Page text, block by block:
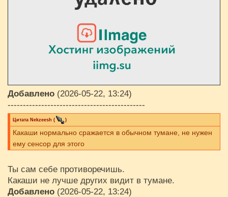
Добавлено (2026-05-22, 13:24)
---------------------------------------------
Цитата Nekzeesh ( )
Какаши нормально сражается в обычном тумане, не нужен
ему сенсор для этого
Ты сам себе противоречишь.
Какаши не лучше других видит в тумане.
Добавлено (2026-05-22, 13:24)